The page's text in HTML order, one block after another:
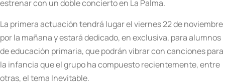
estrenar con un doble concierto en La Palma.
La primera actuación tendrá lugar el viernes 22 de noviembre
por la mañana y estará dedicado, en exclusiva, para alumnos
de educación primaria, que podrán vibrar con canciones para
la infancia que el grupo ha compuesto recientemente, entre
otras, el tema Inevitable.